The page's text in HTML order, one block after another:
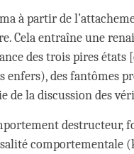
à partir de
Cela entraîne une
des trois pires états
enfers), des fantômes
de la discussion des
destructeur,
comportementale